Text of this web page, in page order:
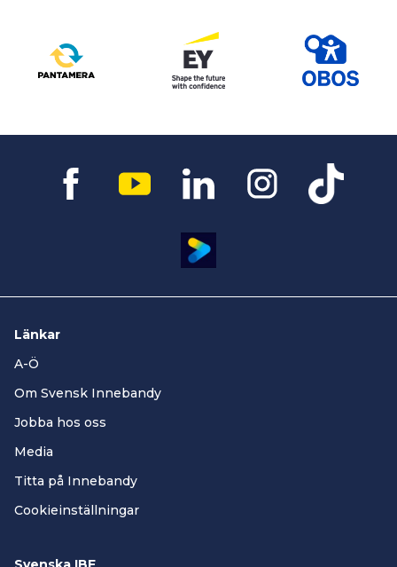
Länkar
A-Ö
Om Svensk Innebandy
Jobba hos oss
Media
Titta på Innebandy
Cookieinställningar